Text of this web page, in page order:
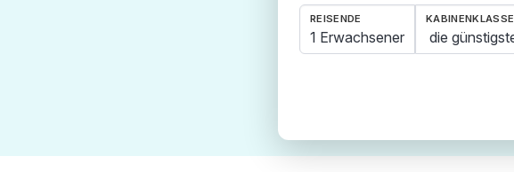
REISENDE
1 Erwachsener
KABINENKLASSE